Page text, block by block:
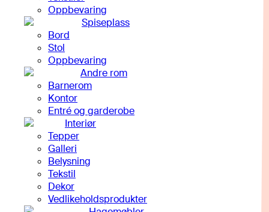
Oppbevaring
Spiseplass
Bord
Stol
Oppbevaring
Andre rom
Barnerom
Kontor
Entré og garderobe
Interiør
Tepper
Galleri
Belysning
Tekstil
Dekor
Vedlikeholdsprodukter